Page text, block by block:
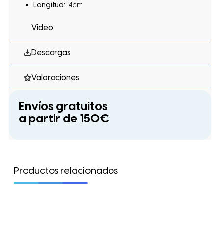
Video
Descargas
Valoraciones
Longitud: 14cm
Envíos gratuitos
a partir de 150€
Productos relacionados